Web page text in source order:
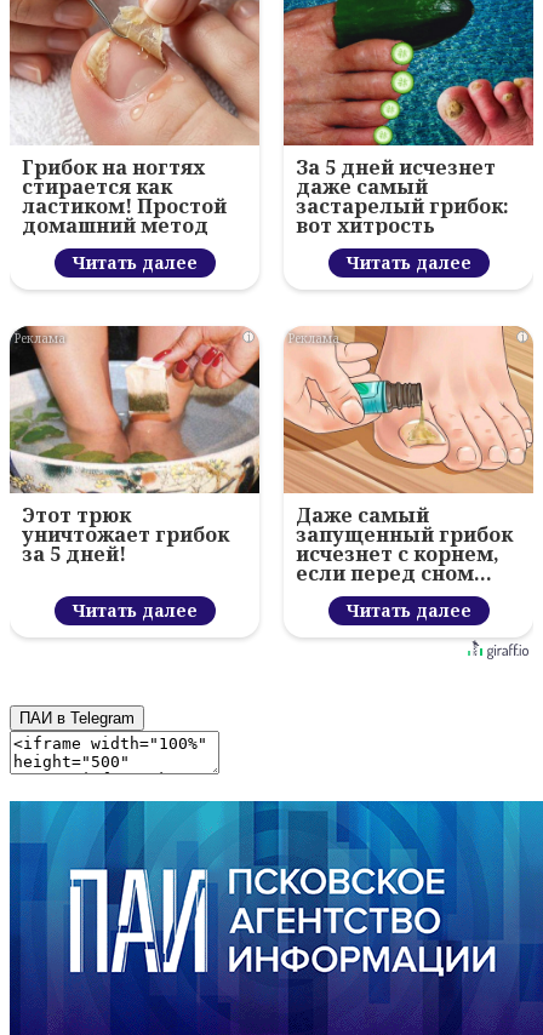
Грибок на ногтях
стирается как
ластиком! Простой
домашний метод
Читать далее
За 5 дней исчезнет
даже самый
застарелый грибок:
вот хитрость
Читать далее
i
Этот трюк
уничтожает грибок
за 5 дней!
Читать далее
i
Даже самый
запущенный грибок
исчезнет с корнем,
если перед сном…
Читать далее
ПАИ в Telegram